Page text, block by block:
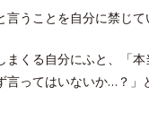
うことを自分に禁じて
くる自分にふと、「
言ってはいないか…？